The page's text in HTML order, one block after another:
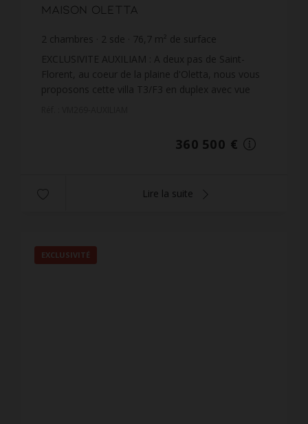
Maison Oletta
2 chambres 2 sde 76,7 m² de surface
4 700,13 €prix / m²
EXCLUSIVITE AUXILIAM : A deux pas de Saint-
Florent, au coeur de la plaine d'Oletta, nous vous
proposons cette villa T3/F3 en duplex avec vue
360 500 €
Lire la suite
EXCLUSIVITÉ